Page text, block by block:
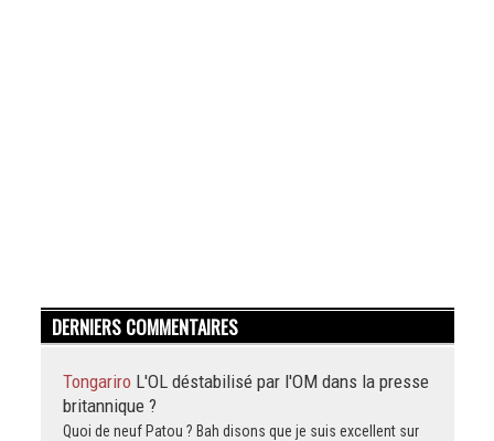
DERNIERS COMMENTAIRES
Tongariro L'OL déstabilisé par l'OM dans la presse
britannique ?
Quoi de neuf Patou ? Bah disons que je suis excellent sur